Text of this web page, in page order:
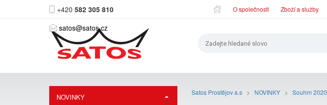
+420 582 305 810
satos@satos.cz
O společnosti Zboží a služby
NOVINKY
Satos Prostějov a.s > NOVINKY > Souhrn 2020